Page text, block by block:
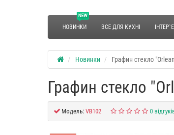
NEW
НОВИНКИ ВСЕ ДЛЯ КУХНІ
Новинки Графин стекло
Графин стекло
Модель: VB102 0